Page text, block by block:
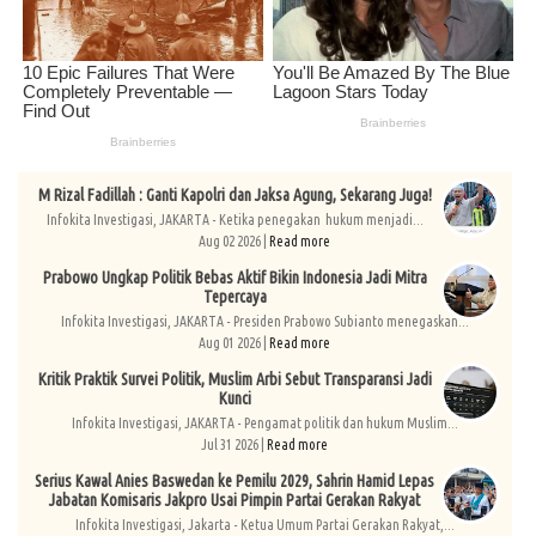
M Rizal Fadillah : Ganti Kapolri dan Jaksa Agung, Sekarang Juga!
Infokita Investigasi, JAKARTA - Ketika penegakan hukum menjadi...
Aug 02 2026 | Read more
Prabowo Ungkap Politik Bebas Aktif Bikin Indonesia Jadi Mitra
Tepercaya
Infokita Investigasi, JAKARTA - Presiden Prabowo Subianto menegaskan...
Aug 01 2026 | Read more
Kritik Praktik Survei Politik, Muslim Arbi Sebut Transparansi Jadi
Kunci
Infokita Investigasi, JAKARTA - Pengamat politik dan hukum Muslim...
Jul 31 2026 | Read more
Serius Kawal Anies Baswedan ke Pemilu 2029, Sahrin Hamid Lepas
Jabatan Komisaris Jakpro Usai Pimpin Partai Gerakan Rakyat
Infokita Investigasi, Jakarta - Ketua Umum Partai Gerakan Rakyat,...